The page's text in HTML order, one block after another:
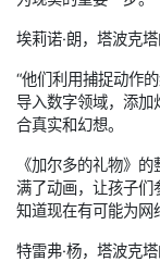
埃莉诺·朗，塔波克
“他们利用捕捉动作
导入数字领域，添加
合真实和幻想。
《加尔多的礼物》
满了动画，让孩子们
知道现在有可能为网
特雷弗·杨，塔波克